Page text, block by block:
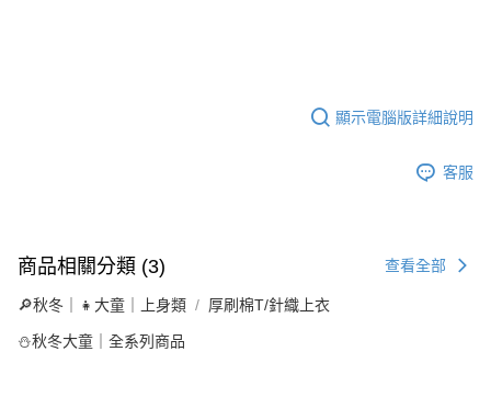
顯示電腦版詳細說明
客服
商品相關分類 (3) 查看全部
🔎秋冬｜👧大童｜上身類 厚刷棉T/針織上衣
⛄秋冬大童｜全系列商品